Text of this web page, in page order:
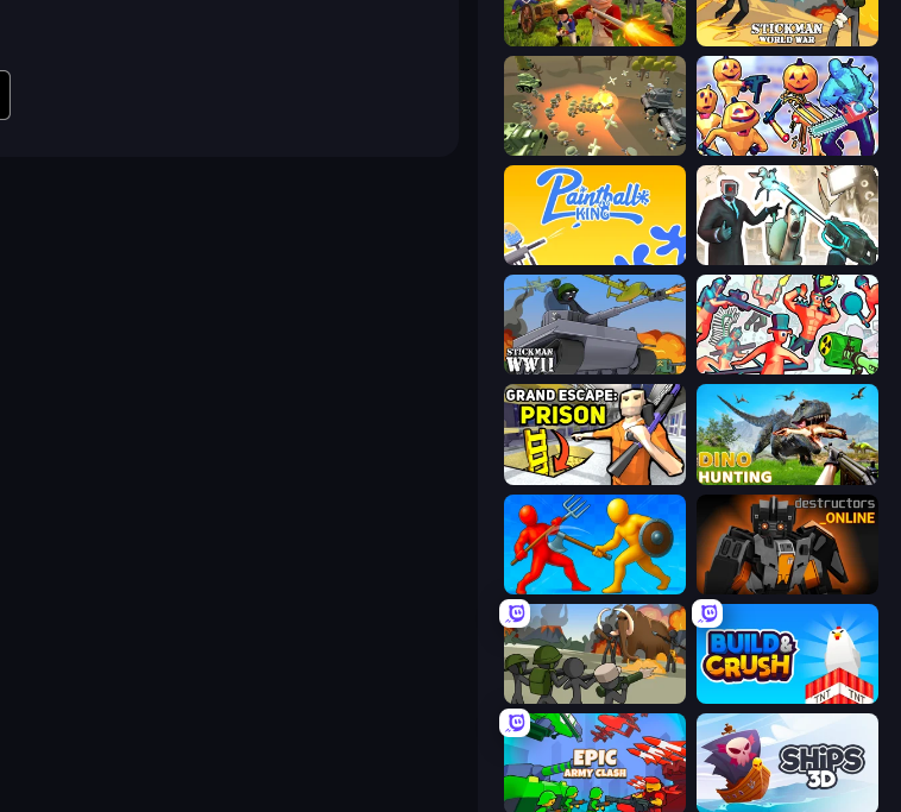
Redcoats.io Stickman World War
WW1 Battle Simulator Halloween Chainsaw Massacre
Paintball King Skibidi Toilets: Infection
Stickman WW2 Funny Shooter 2
Grand Escape: Prison Dino Hunting Jurassic World
Epic Sword Battle! Fight in Arena Destructors Online
Stickman History Battle Build and Crush
Epic Army Clash Ships 3D